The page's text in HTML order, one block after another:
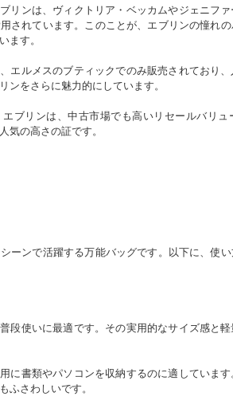
されています。このことが、エブリンの憧れ
ます。
ンをさらに魅力的にしています。
気の高さの証です。
ーンで活躍する万能バッグです。以下に、使
ふさわしいです。